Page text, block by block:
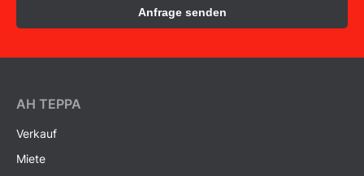
Anfrage senden
AH ТEPPA
Verkauf
Miete